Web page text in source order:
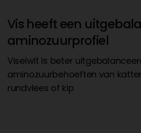
Vis heeft een
aminozuurprofiel
Viseiwit is beter
aminozuurbehoeften van
rundvlees of kip